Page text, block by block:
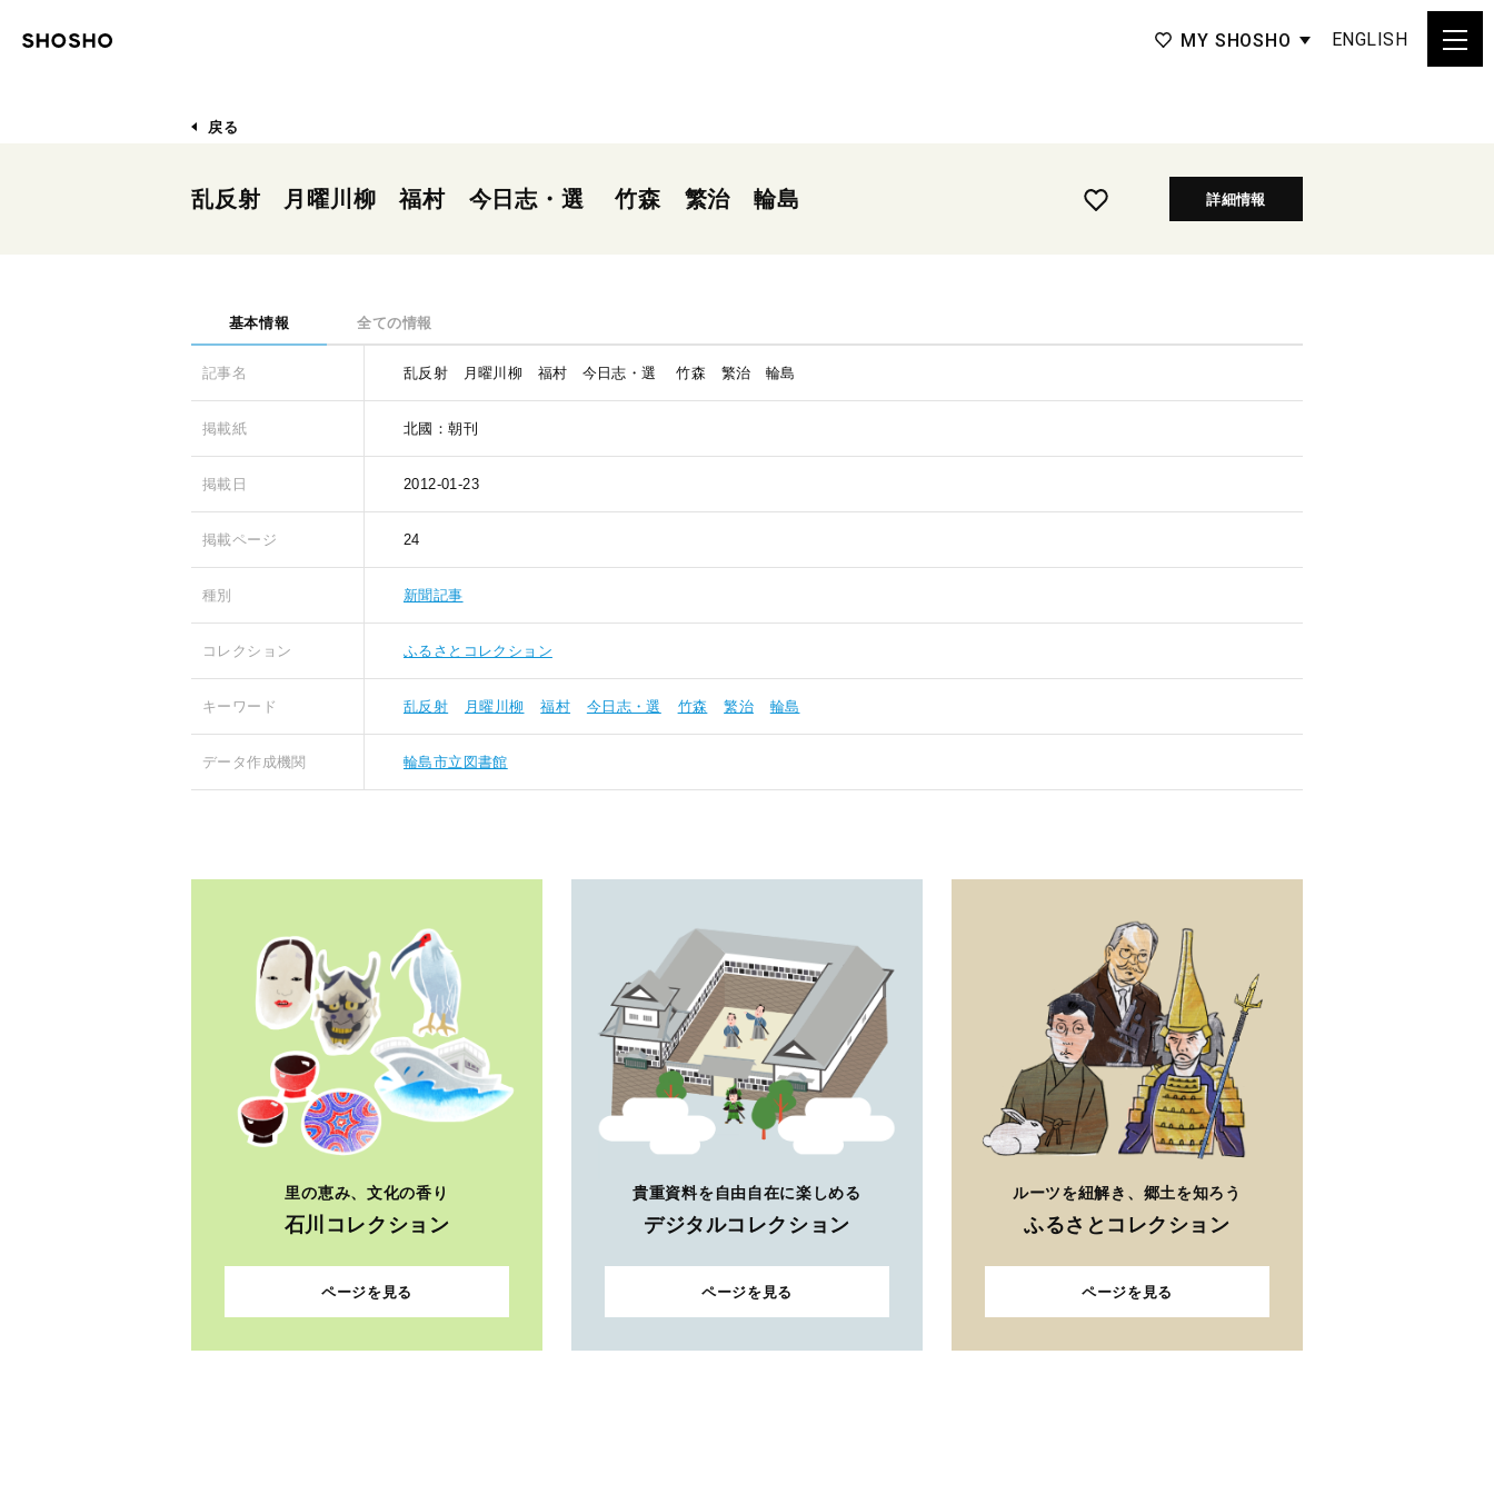
MY SHOSHO ENGLISH
戻る
乱反射 月曜川柳 福村 今日志・選 竹森 繁治 輪島 詳細情報
基本情報 全ての情報
記事名 乱反射 月曜川柳 福村 今日志・選 竹森 繁治 輪島
掲載紙 北國：朝刊
掲載日 2012-01-23
掲載ページ 24
種別 新聞記事
コレクション ふるさとコレクション
キーワード 乱反射 月曜川柳 福村 今日志・選 竹森 繁治 輪島
データ作成機関 輪島市立図書館
里の恵み、文化の香り
石川コレクション
ページを見る
貴重資料を自由自在に楽しめる
デジタルコレクション
ページを見る
ルーツを紐解き、郷土を知ろう
ふるさとコレクション
ページを見る